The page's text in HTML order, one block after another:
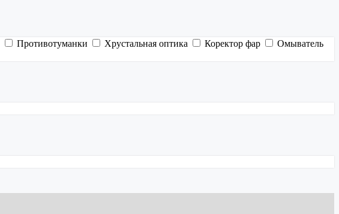
Противотуманки Хрустальная оптика Коректор фар
Омыватель